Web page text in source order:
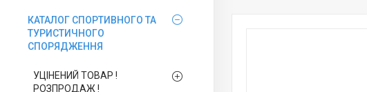
КАТАЛОГ СПОРТИВНОГО ТА
ТУРИСТИЧНОГО
СПОРЯДЖЕННЯ
УЦІНЕНИЙ ТОВАР !
РОЗПРОДАЖ !